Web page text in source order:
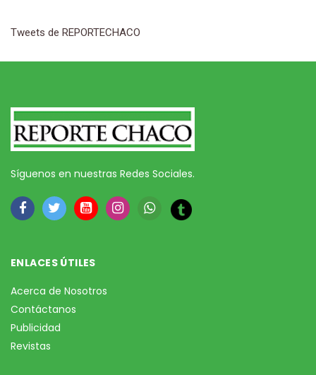
Tweets de REPORTECHACO
Síguenos en nuestras Redes Sociales.
ENLACES ÚTILES
Acerca de Nosotros
Contáctanos
Publicidad
Revistas